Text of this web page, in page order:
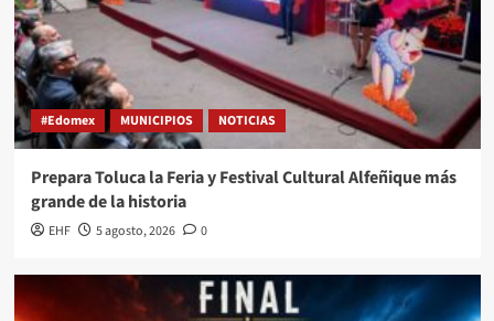
#Edomex MUNICIPIOS NOTICIAS
Prepara Toluca la Feria y Festival Cultural Alfeñique más
grande de la historia
EHF 5 agosto, 2026 0